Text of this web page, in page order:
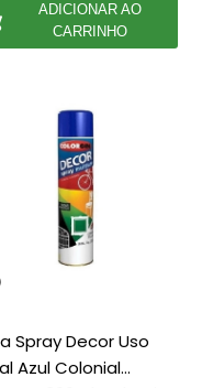
ADICIONAR AO
CARRINHO
Spray Decor Uso
Azul Colonial